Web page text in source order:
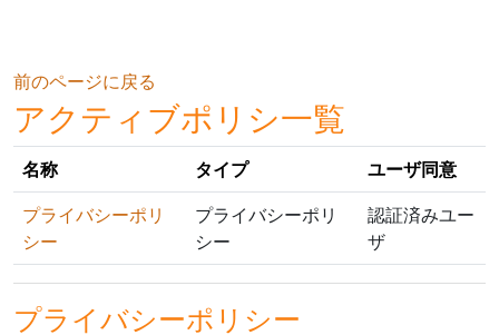
前のページに戻る
アクティブポリシ一覧
名称 タイプ
ユーザ同意
プライバシーポリ
シー
プライバシーポリ
シー
認証済みユー
ザ
プライバシーポリシー